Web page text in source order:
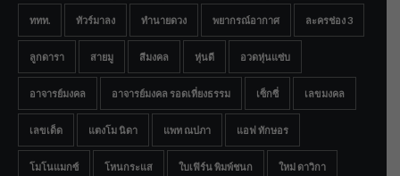
ททท. ทัวร์มาลง ทำนายดวง พยากรณ์อากาศ ละครช่อง 3
ลูกดารา สายมู สีมงคล หุ่นดี อวดหุ่นแซ่บ
อาจารย์มงคล อาจารย์มงคล รอดเที่ยงธรรม เซ็กซี่ เลขมงคล
เลขเด็ด แตงโม นิดา แพท ณปภา แอฟ ทักษอร
โมโนแมกซ์ โหนกระแส ใบเฟิร์น พิมพ์ชนก ใหม่ ดาวิกา